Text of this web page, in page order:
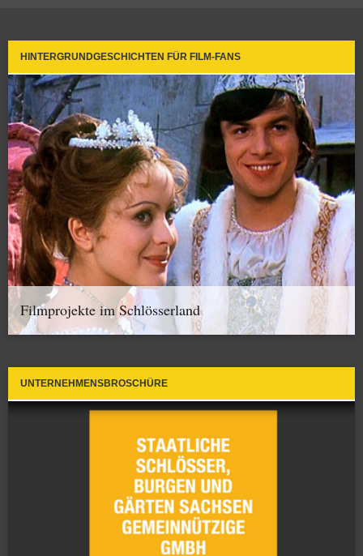
HINTERGRUNDGESCHICHTEN FÜR FILM-FANS
Filmprojekte im Schlösserland
UNTERNEHMENSBROSCHÜRE